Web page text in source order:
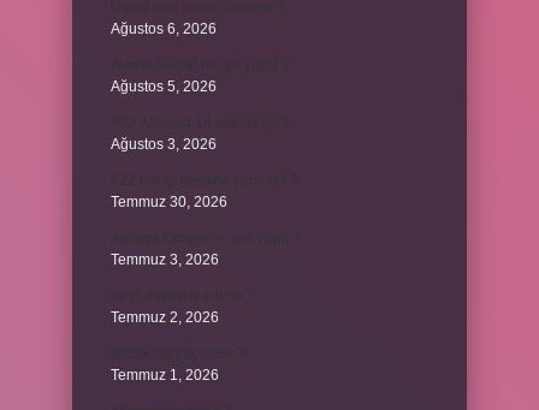
Ağustos 6, 2026
Ağustos 5, 2026
Ağustos 3, 2026
Temmuz 30, 2026
Temmuz 3, 2026
Temmuz 2, 2026
Temmuz 1, 2026